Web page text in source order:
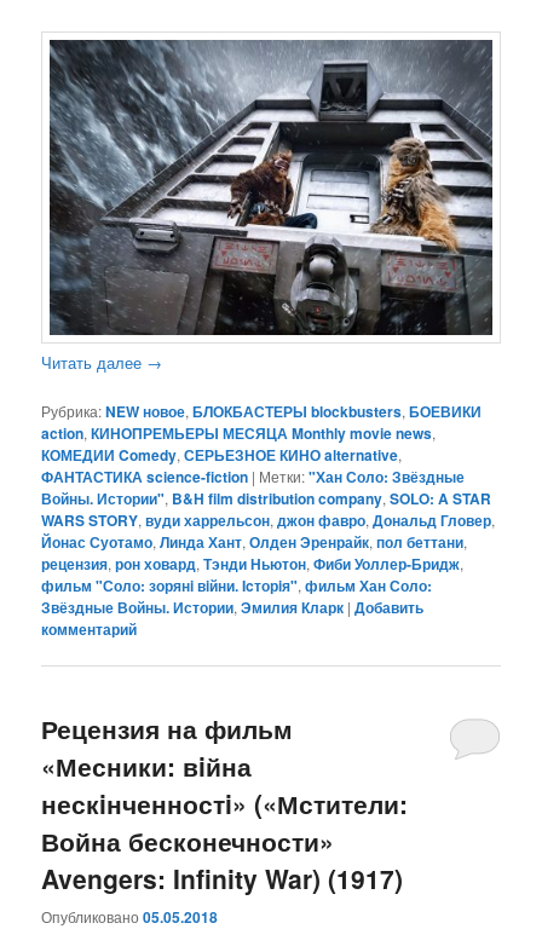
Читать далее →
Рубрика:NEW новое,БЛОКБАСТЕРЫ blockbusters,БОЕВИКИ
action,КИНОПРЕМЬЕРЫ МЕСЯЦА Monthly movie news,
КОМЕДИИ Comedy,СЕРЬЕЗНОЕ КИНО alternative,
ФАНТАСТИКА science-fiction | Метки:"Хан Соло: Звёздные
Войны. Истории", B&H film distribution company,SOLO: A STAR
WARS STORY,вуди харрельсон,джон фавро,Дональд Гловер,
Йонас Суотамо,Линда Хант,Олден Эренрайк,пол беттани,
рецензия,рон ховард,Тэнди Ньютон,Фиби Уоллер-Бридж,
фильм "Соло: зорянi вiйни. Icторiя",фильм Хан Соло:
Звёздные Войны. Истории,Эмилия Кларк |Добавить
комментарий
Рецензия на фильм
«Месники: вiйна
нескiнченностi» («Мстители:
Война бесконечности»
Avengers: Infinity War) (1917)
Опубликовано05.05.2018